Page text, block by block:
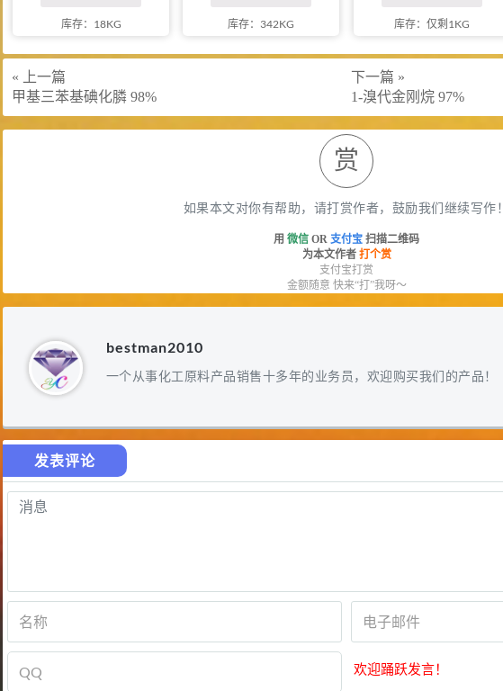
库存：18KG 库存：342KG 库存：仅剩1KG
« 上一篇
甲基三苯基碘化膦 98%
下一篇 »
1-溴代金刚烷 97%
赏
如果本文对你有帮助，请打赏作者，鼓励我们继续写作！
用 微信 OR 支付宝 扫描二维码
为本文作者 打个赏
支付宝打赏
金额随意 快来“打”我呀～
bestman2010
一个从事化工原料产品销售十多年的业务员，欢迎购买我们的产品！
发表评论
欢迎踊跃发言！